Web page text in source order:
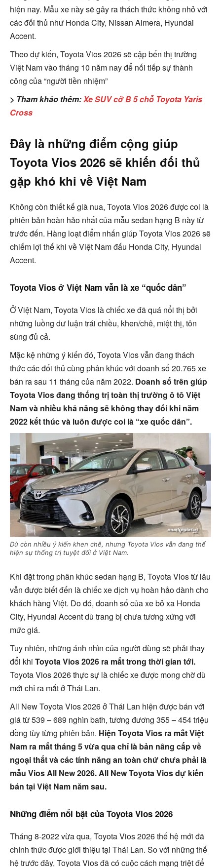
hiện nay. Mẫu xe này sẽ gây ra thách thức không nhỏ với
các đối thủ như Honda City, Nissan Almera, Hyundai
Accent.
Theo dự kiến, Toyota Vios 2026 sẽ cập bến thị trường
Việt Nam vào tháng 10 năm nay để nối tiếp sự thành
công của “người tiền nhiệm”
> Tham khảo thêm:Xe SUV cỡ B 5 chỗ Toyota Yaris
Cross
Đây là những điểm cộng giúp
Toyota Vios 2026 sẽ khiến đối thủ
gặp khó khi về Việt Nam
Không còn thiết kế già nua, Toyota Vios 2026 được coi là
phiên bản hoàn hảo nhất của mẫu sedan hạng B này từ
trước đến. Hàng loạt điểm nhấn giúp Toyota Vios 2026 sẽ
chiếm lợi thế khi về Việt Nam đấu Honda City, Hyundai
Accent.
Toyota Vios ở Việt Nam vẫn là xe “quốc dân”
Ở Việt Nam, Toyota Vios là chiếc xe đã quá nổi thị bởi
những luồng dư luận trái chiều, khen/chê, miệt thị, tôn
sùng đủ cả.
Mặc kệ những ý kiến đó, Toyota Vios vẫn đang thách
thức các đối thủ cùng phân khúc với doanh số 20.765 xe
bán ra sau 11 tháng của năm 2022. Doanh số trên giúp
Toyota Vios đang thống trị toàn thị trường ô tô Việt
Nam và nhiều khả năng sẽ không thay đổi khi năm
2022 kết thúc và luôn được coi là “xe quốc dân”.
Dù còn nhiều ý kiến khen chê, nhưng Toyota Vios vẫn đang thể
hiện sự thống trị tuyệt đối ở Việt Nam.
Khi đặt trong phân khúc sedan hạng B, Toyota Vios từ lâu
vẫn được biết đến là chiếc xe dịch vụ hoàn hảo dành cho
khách hàng Việt. Do đó, doanh số của xe bỏ xa Honda
City, Hyundai Accent dù trang bị chưa tương xứng với
mức giá.
Tuy nhiên, những ánh nhìn của người dùng sẽ phải thay
đổi khi Toyota Vios 2026 ra mắt trong thời gian tới.
Toyota Vios 2026 thực sự là chiếc xe được mong chờ dù
mới chỉ ra mắt ở Thái Lan.
All New Toyota Vios 2026 ở Thái Lan hiện được bán với
giá từ 539 – 689 nghìn bath, tương đương 355 – 454 triệu
đồng tùy từng phiên bản. Hiện Toyota Vios ra mắt Việt
Nam ra mắt tháng 5 vừa qua chỉ là bản nâng cấp về
ngoại thất và các tính năng an toàn chứ chưa phải là
mẫu Vios All New 2026. All New Toyota Vios dự kiến
bán tại Việt Nam năm sau.
Những điểm nổi bật của Toyota Vios 2026
Tháng 8-2022 vừa qua, Toyota Vios 2026 thế hệ mới đã
chính thức được giới thiệu tại Thái Lan. So với những thế
hệ trước đây, Toyota Vios đã có cuộc cách mạng triệt để